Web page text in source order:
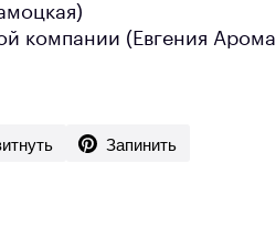
компании (Евгения
Запинить